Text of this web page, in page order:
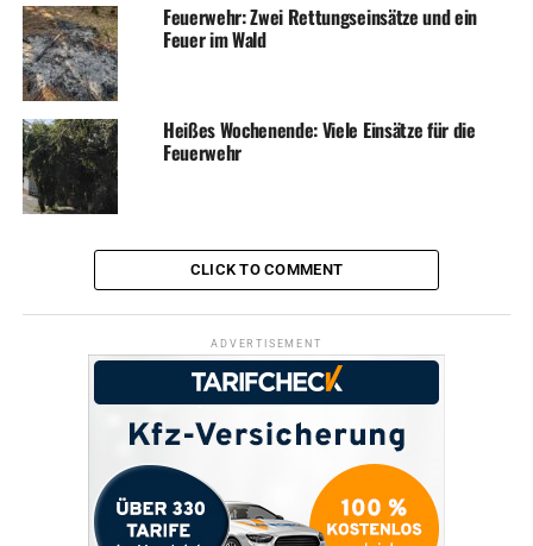
Feuerwehr: Zwei Rettungseinsätze und ein
Feuer im Wald
Heißes Wochenende: Viele Einsätze für die
Feuerwehr
CLICK TO COMMENT
ADVERTISEMENT